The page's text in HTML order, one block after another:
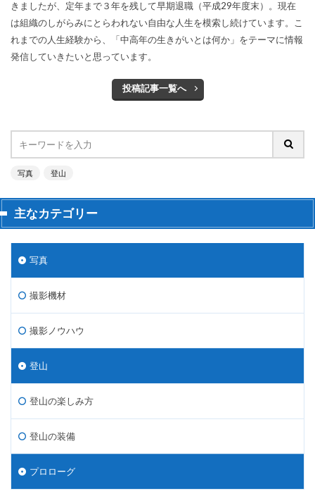
きましたが、定年まで３年を残して早期退職（平成29年度末）。現在
は組織のしがらみにとらわれない自由な人生を模索し続けています。こ
れまでの人生経験から、「中高年の生きがいとは何か」をテーマに情報
発信していきたいと思っています。
投稿記事一覧へ
写真 登山
主なカテゴリー
写真
撮影機材
撮影ノウハウ
登山
登山の楽しみ方
登山の装備
プロローグ